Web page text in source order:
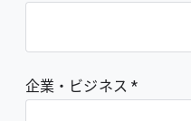
企業・ビジネス